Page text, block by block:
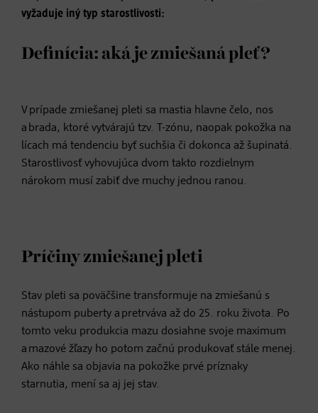
vyžaduje iný typ starostlivosti:
Definícia: aká je zmiešaná pleť?
V prípade zmiešanej pleti sa mastia hlavne čelo, nos
a brada, ktoré vytvárajú tzv. T-zónu, naopak pokožka na
lícach má tendenciu byť suchšia či dokonca až šupinatá.
Starostlivosť vyhovujúca dvom takto rozdielnym
nárokom musí zabiť dve muchy jednou ranou.
Príčiny zmiešanej pleti
Stav pleti sa poväčšine transformuje na zmiešanú s
nástupom puberty a pretrváva až do 25. roku života. Po
tomto veku produkcia mazu dosiahne svoje maximum
a mazové žľazy ho potom začnú produkovať stále menej.
Ako náhle sa objavia na pokožke prvé príznaky
starnutia, mení sa aj jej stav.